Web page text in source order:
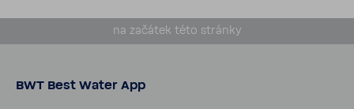
na začátek této stránky
BWT Best Water App